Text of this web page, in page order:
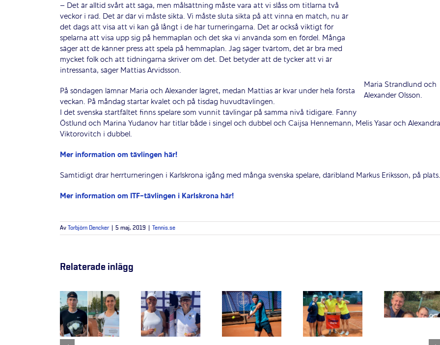
Maria Strandlund och
Alexander Olsson.
– Det är alltid svårt att säga, men målsättning måste vara att vi slåss om titlarna två
veckor i rad. Det är där vi måste sikta. Vi måste sluta sikta på att vinna en match, nu är
det dags att visa att vi kan gå långt i de här turneringarna. Det är också viktigt för
spelarna att visa upp sig på hemmaplan och det ska vi använda som en fördel. Många
säger att de känner press att spela på hemmaplan. Jag säger tvärtom, det är bra med
mycket folk och att tidningarna skriver om det. Det betyder att de tycker att vi är
intressanta, säger Mattias Arvidsson.
På söndagen lämnar Maria och Alexander lägret, medan Mattias är kvar under hela första
veckan. På måndag startar kvalet och på tisdag huvudtävlingen.
I det svenska startfältet finns spelare som vunnit tävlingar på samma nivå tidigare. Fanny
Östlund och Marina Yudanov har titlar både i singel och dubbel och Caijsa Hennemann, Melis Yasar och Alexandra
Viktorovitch i dubbel.
Mer information om tävlingen här!
Samtidigt drar herrturneringen i Karlskrona igång med många svenska spelare, däribland Markus Eriksson, på plats.
Mer information om ITF-tävlingen i Karlskrona här!
Av Torbjörn Dencker 5 maj, 2019 Tennis.se
Relaterade inlägg